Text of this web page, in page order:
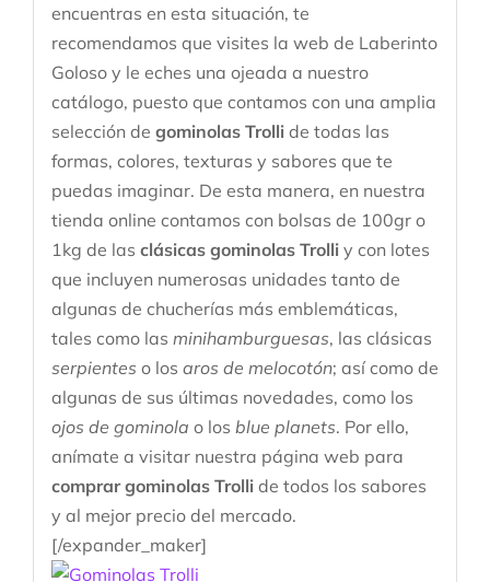
encuentras en esta situación, te
recomendamos que visites la web de Laberinto
Goloso y le eches una ojeada a nuestro
catálogo, puesto que contamos con una amplia
selección de gominolas Trollide todas las
formas, colores, texturas y sabores que te
puedas imaginar. De esta manera, en nuestra
tienda online contamos con bolsas de 100gr o
1kg de las clásicas gominolas Trolliy con lotes
que incluyen numerosas unidades tanto de
algunas de chucherías más emblemáticas,
tales como las minihamburguesas, las clásicas
serpientes o los aros de melocotón; así como de
algunas de sus últimas novedades, como los
ojos de gominola o los blue planets. Por ello,
anímate a visitar nuestra página web para
comprar gominolas Trollide todos los sabores
y al mejor precio del mercado.
[/expander_maker]